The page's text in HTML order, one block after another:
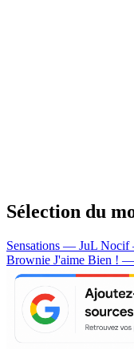
Sélection du
Sensations — JuL Nocif
Brownie J'aime Bien ! —